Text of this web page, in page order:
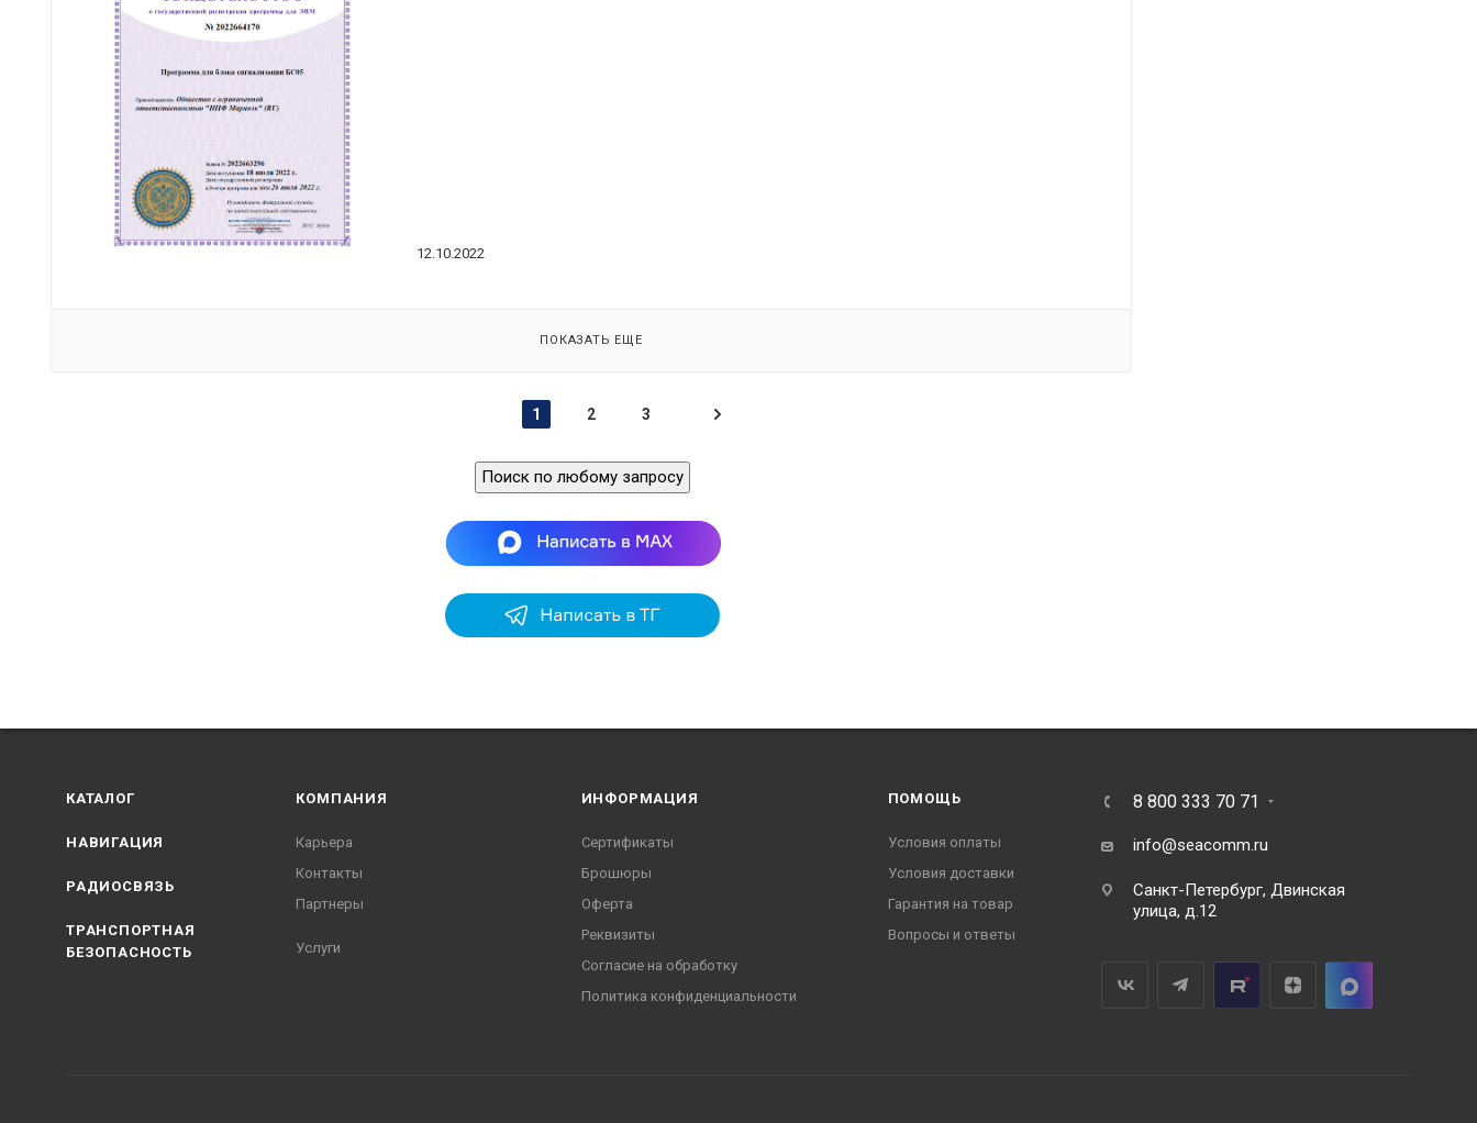
12.10.2022
ПОКАЗАТЬ ЕЩЕ
1 2 3
Поиск по любому запросу
КАТАЛОГ
НАВИГАЦИЯ
РАДИОСВЯЗЬ
ТРАНСПОРТНАЯ
БЕЗОПАСНОСТЬ
КОМПАНИЯ
Карьера
Контакты
Партнеры
Услуги
ИНФОРМАЦИЯ
Сертификаты
Брошюры
Оферта
Реквизиты
Согласие на обработку
Политика конфиденциальности
ПОМОЩЬ
Условия оплаты
Условия доставки
Гарантия на товар
Вопросы и ответы
8 800 333 70 71
info@seacomm.ru
Санкт-Петербург, Двинская
улица, д.12